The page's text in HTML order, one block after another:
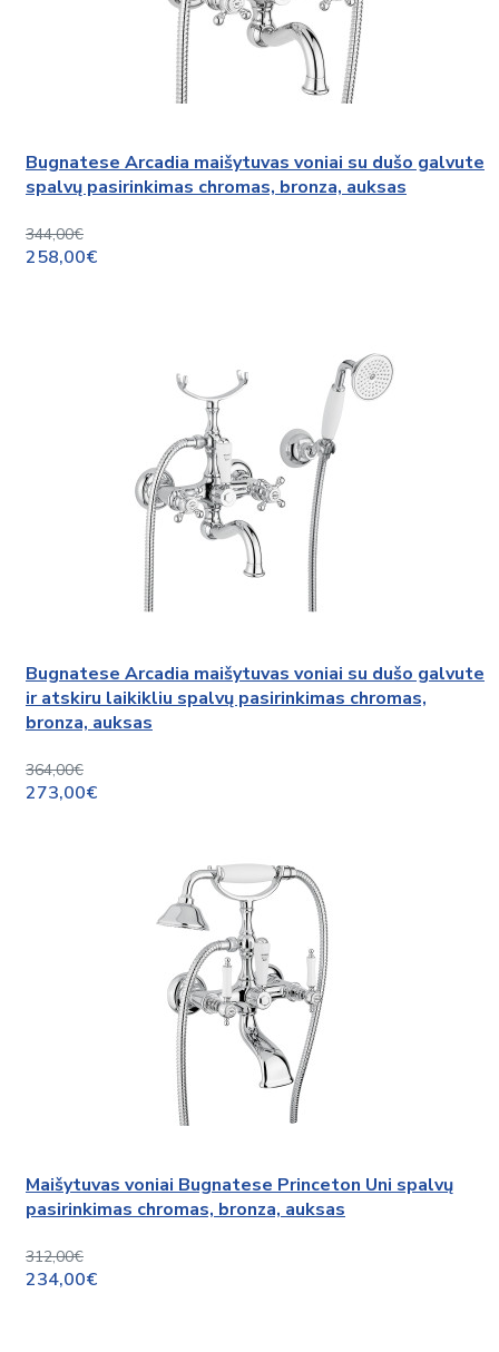
Bugnatese Arcadia maišytuvas voniai su dušo galvute
spalvų pasirinkimas chromas, bronza, auksas
344,00€
258,00€
Bugnatese Arcadia maišytuvas voniai su dušo galvute
ir atskiru laikikliu spalvų pasirinkimas chromas,
bronza, auksas
364,00€
273,00€
Maišytuvas voniai Bugnatese Princeton Uni spalvų
pasirinkimas chromas, bronza, auksas
312,00€
234,00€